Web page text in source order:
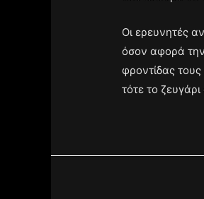
Οι ερευνητές
όσον αφορά την
φροντίδας
τότε το